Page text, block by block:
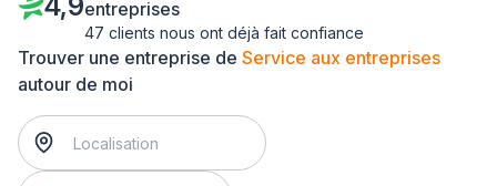
Trouver une entreprise de Service aux entreprises
autour de moi
entreprises
47 clients nous ont déjà fait confiance